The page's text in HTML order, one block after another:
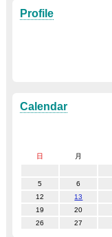
Profile
Calendar
日 月
5
6
12
13
19
20
26
27